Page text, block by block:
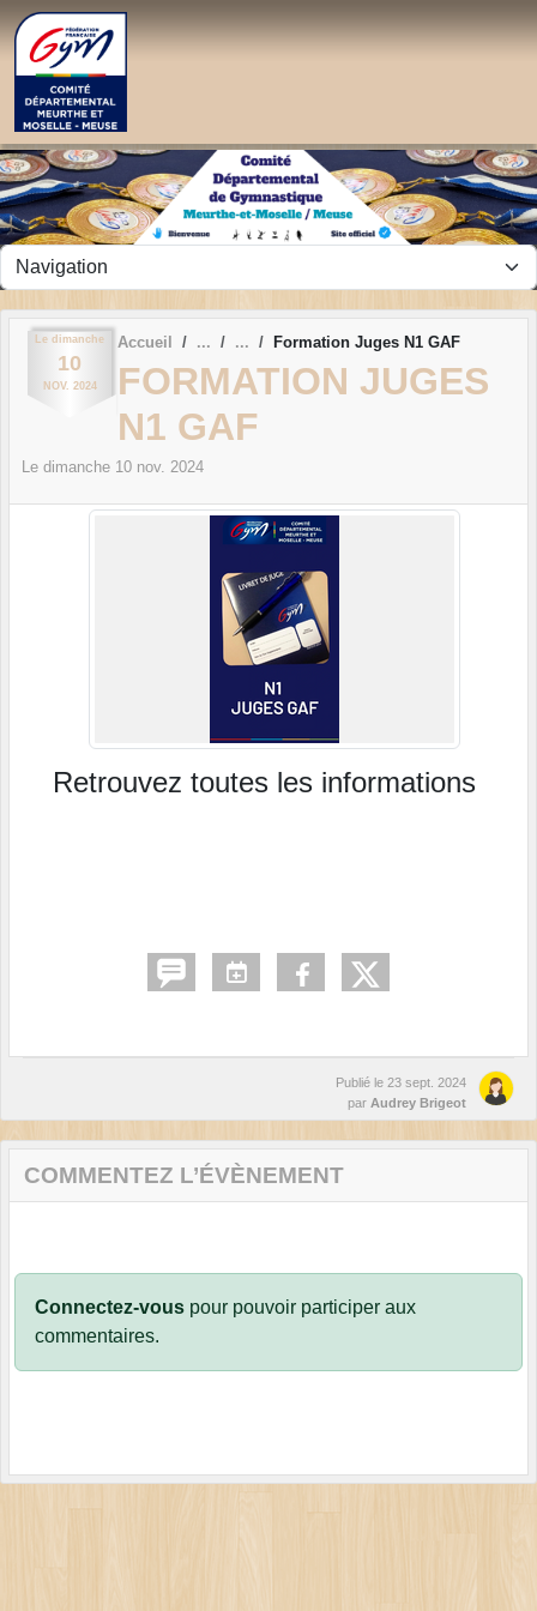
Le dimanche
10
NOV. 2024
Accueil Formation Juges N1 GAF
FORMATION JUGES
N1 GAF
Le dimanche 10 nov. 2024
Retrouvez toutes les informations
Publié le 23 sept. 2024
par Audrey Brigeot
COMMENTEZ L’ÉVÈNEMENT
Connectez-vous pour pouvoir participer aux
commentaires.
Panneau de gestion des cookies